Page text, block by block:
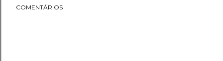
COMENTÁRIOS